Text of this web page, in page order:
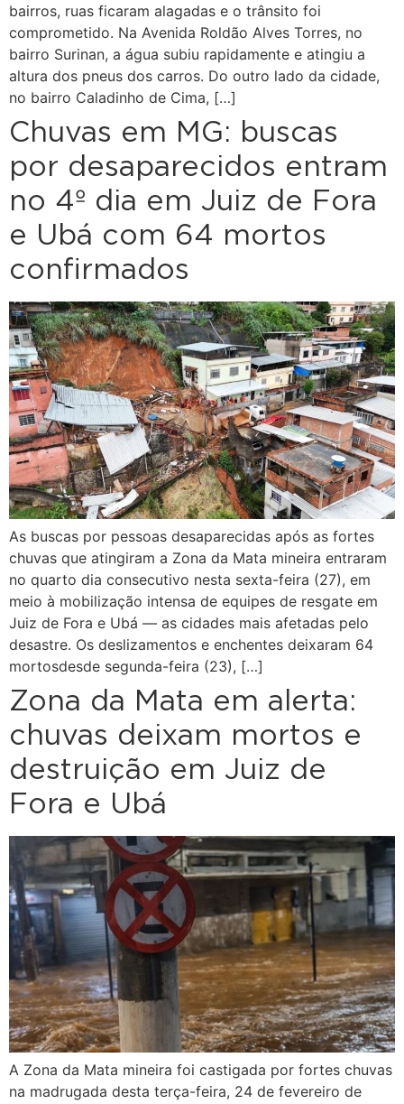
bairros, ruas ficaram alagadas e o trânsito foi
comprometido. Na Avenida Roldão Alves Torres, no
bairro Surinan, a água subiu rapidamente e atingiu a
altura dos pneus dos carros. Do outro lado da cidade,
no bairro Caladinho de Cima, […]
Chuvas em MG: buscas
por desaparecidos entram
no 4º dia em Juiz de Fora
e Ubá com 64 mortos
confirmados
As buscas por pessoas desaparecidas após as fortes
chuvas que atingiram a Zona da Mata mineira entraram
no quarto dia consecutivo nesta sexta-feira (27), em
meio à mobilização intensa de equipes de resgate em
Juiz de Fora e Ubá — as cidades mais afetadas pelo
desastre. Os deslizamentos e enchentes deixaram 64
mortosdesde segunda-feira (23), […]
Zona da Mata em alerta:
chuvas deixam mortos e
destruição em Juiz de
Fora e Ubá
A Zona da Mata mineira foi castigada por fortes chuvas
na madrugada desta terça-feira, 24 de fevereiro de